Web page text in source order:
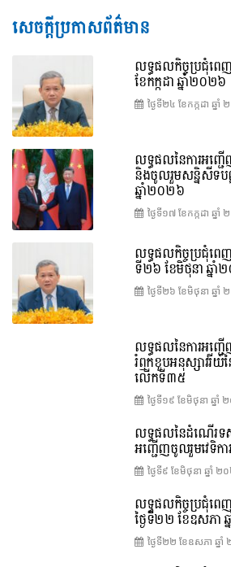
សេចក្តីប្រកាសព័ត៌មាន
លទ្ធផលកិច្ចប្រជុំពេញ
ខែកក្កដា ឆ្នាំ២០២៦
ថ្ងៃទី២៤ ខែ​កក្កដា ឆ្នាំ
លទ្ធផលនៃការអញ្ជ
និងចូលរួមសន្និសីទប
ឆ្នាំ២០២៦
ថ្ងៃទី១៧ ខែ​កក្កដា ឆ្នាំ
លទ្ធផលកិច្ចប្រជុំពេញ
ទី២៦ ខែមិថុនា ឆ្នាំ
ថ្ងៃទី២៦ ខែ​មិថុនា ឆ្នាំ
លទ្ធផលនៃការអញ្
រំឭកខួបអនុស្សាវរីយ៍
លើកទី៣៥
ថ្ងៃទី១៩ ខែ​មិថុនា ឆ្នាំ
លទ្ធផលនៃដំណើរទស្
អញ្ជើញចូលរួមវេទិ
ថ្ងៃទី៩ ខែ​មិថុនា ឆ្នាំ ២
លទ្ធផលកិច្ចប្រជុំពេញ
ថ្ងៃទី២២ ខែឧសភា
ថ្ងៃទី២២ ខែ​ឧសភា ឆ្ន